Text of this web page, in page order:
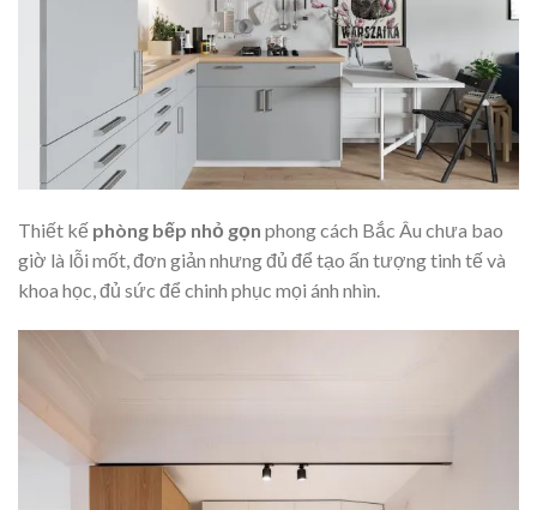
Thiết kế phòng bếp nhỏ gọn phong cách Bắc Âu chưa bao
giờ là lỗi mốt, đơn giản nhưng đủ để tạo ấn tượng tinh tế và
khoa học, đủ sức để chinh phục mọi ánh nhìn.